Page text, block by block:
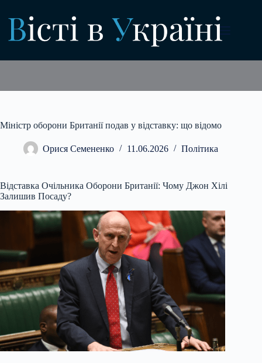
вмісту
Міністр оборони Британії подав у відставку: що відомо
Орися Семененко 11.06.2026 Політика
Відставка Очільника Оборони Британії: Чому Джон Хілі
Залишив Посаду?